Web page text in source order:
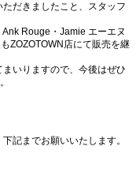
だきましたこと、スタッフ
Rouge・Jamie エーエヌ
ZOZOTOWN店にて販売を継
いりますので、今後はぜひ
記までお願いいたします。